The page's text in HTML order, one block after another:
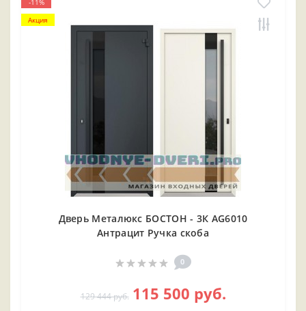
-11%
Акция
Дверь Металюкс БОСТОН - 3К AG6010
Антрацит Ручка скоба
0
129 444 руб. 115 500 руб.